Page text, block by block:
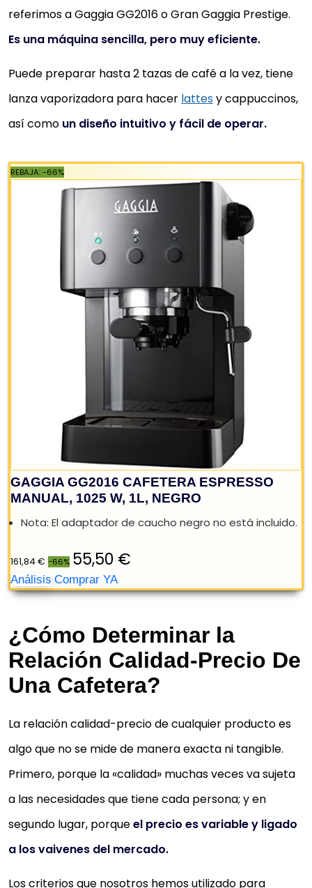
CREATE / THERA RETRO/CAFETERA
EXPRESS MOSTAZA Y MADERA/CAFÉ
MOLIDO Y MONODOSIS E.S.E. DE 55 MM.,
CAFETERA SEMIAUTOMÁTICA...
🔆|SEMIAUTOMÁTICA| Con una bomba de presión de
15 bares y 1100W de potencia. Con termómetro que
indica cuando está listo el café y...
♨️|MOLIDO+MONODOSIS E.S.E. de 55 mm.| Brazo con
doble salida para hacer uno o dos cafés, según el
portafiltro utilizado. Depósito de...
☕|CAFÉ DE AUTOR| Prepara cafés de autor:
americano, macchiato, moca, latte macchiato,
capuccino, mocaccino, latte y frappé....
📻|COMPLETA LA COLECCIÓN| Escoge elementos
la tecnología más actual y estética vintage para
Comprar YA
referimos a Gaggia GG2016 o Gran Gaggia Prestige.
Es una máquina sencilla, pero muy eficiente.
Puede preparar hasta 2 tazas de café a la vez, tiene
lanza vaporizadora para hacer lattesy cappuccinos,
así como un diseño intuitivo y fácil de operar.
¿Cómo Determinar la
Relación Calidad-Precio De
Una Cafetera?
La relación calidad-precio de cualquier producto es
algo que no se mide de manera exacta ni tangible.
Primero, porque la «calidad» muchas veces va sujeta
a las necesidades que tiene cada persona; y en
segundo lugar, porqueel precio es variable y ligado
a los vaivenes del mercado.
Los criterios que nosotros hemos utilizado para